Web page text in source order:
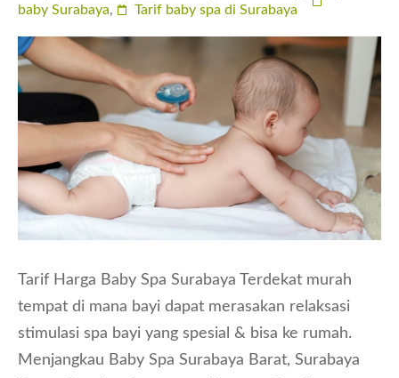
baby Surabaya, Tarif baby spa di Surabaya
Tarif Harga Baby Spa Surabaya Terdekat murah
tempat di mana bayi dapat merasakan relaksasi
stimulasi spa bayi yang spesial & bisa ke rumah.
Menjangkau Baby Spa Surabaya Barat, Surabaya